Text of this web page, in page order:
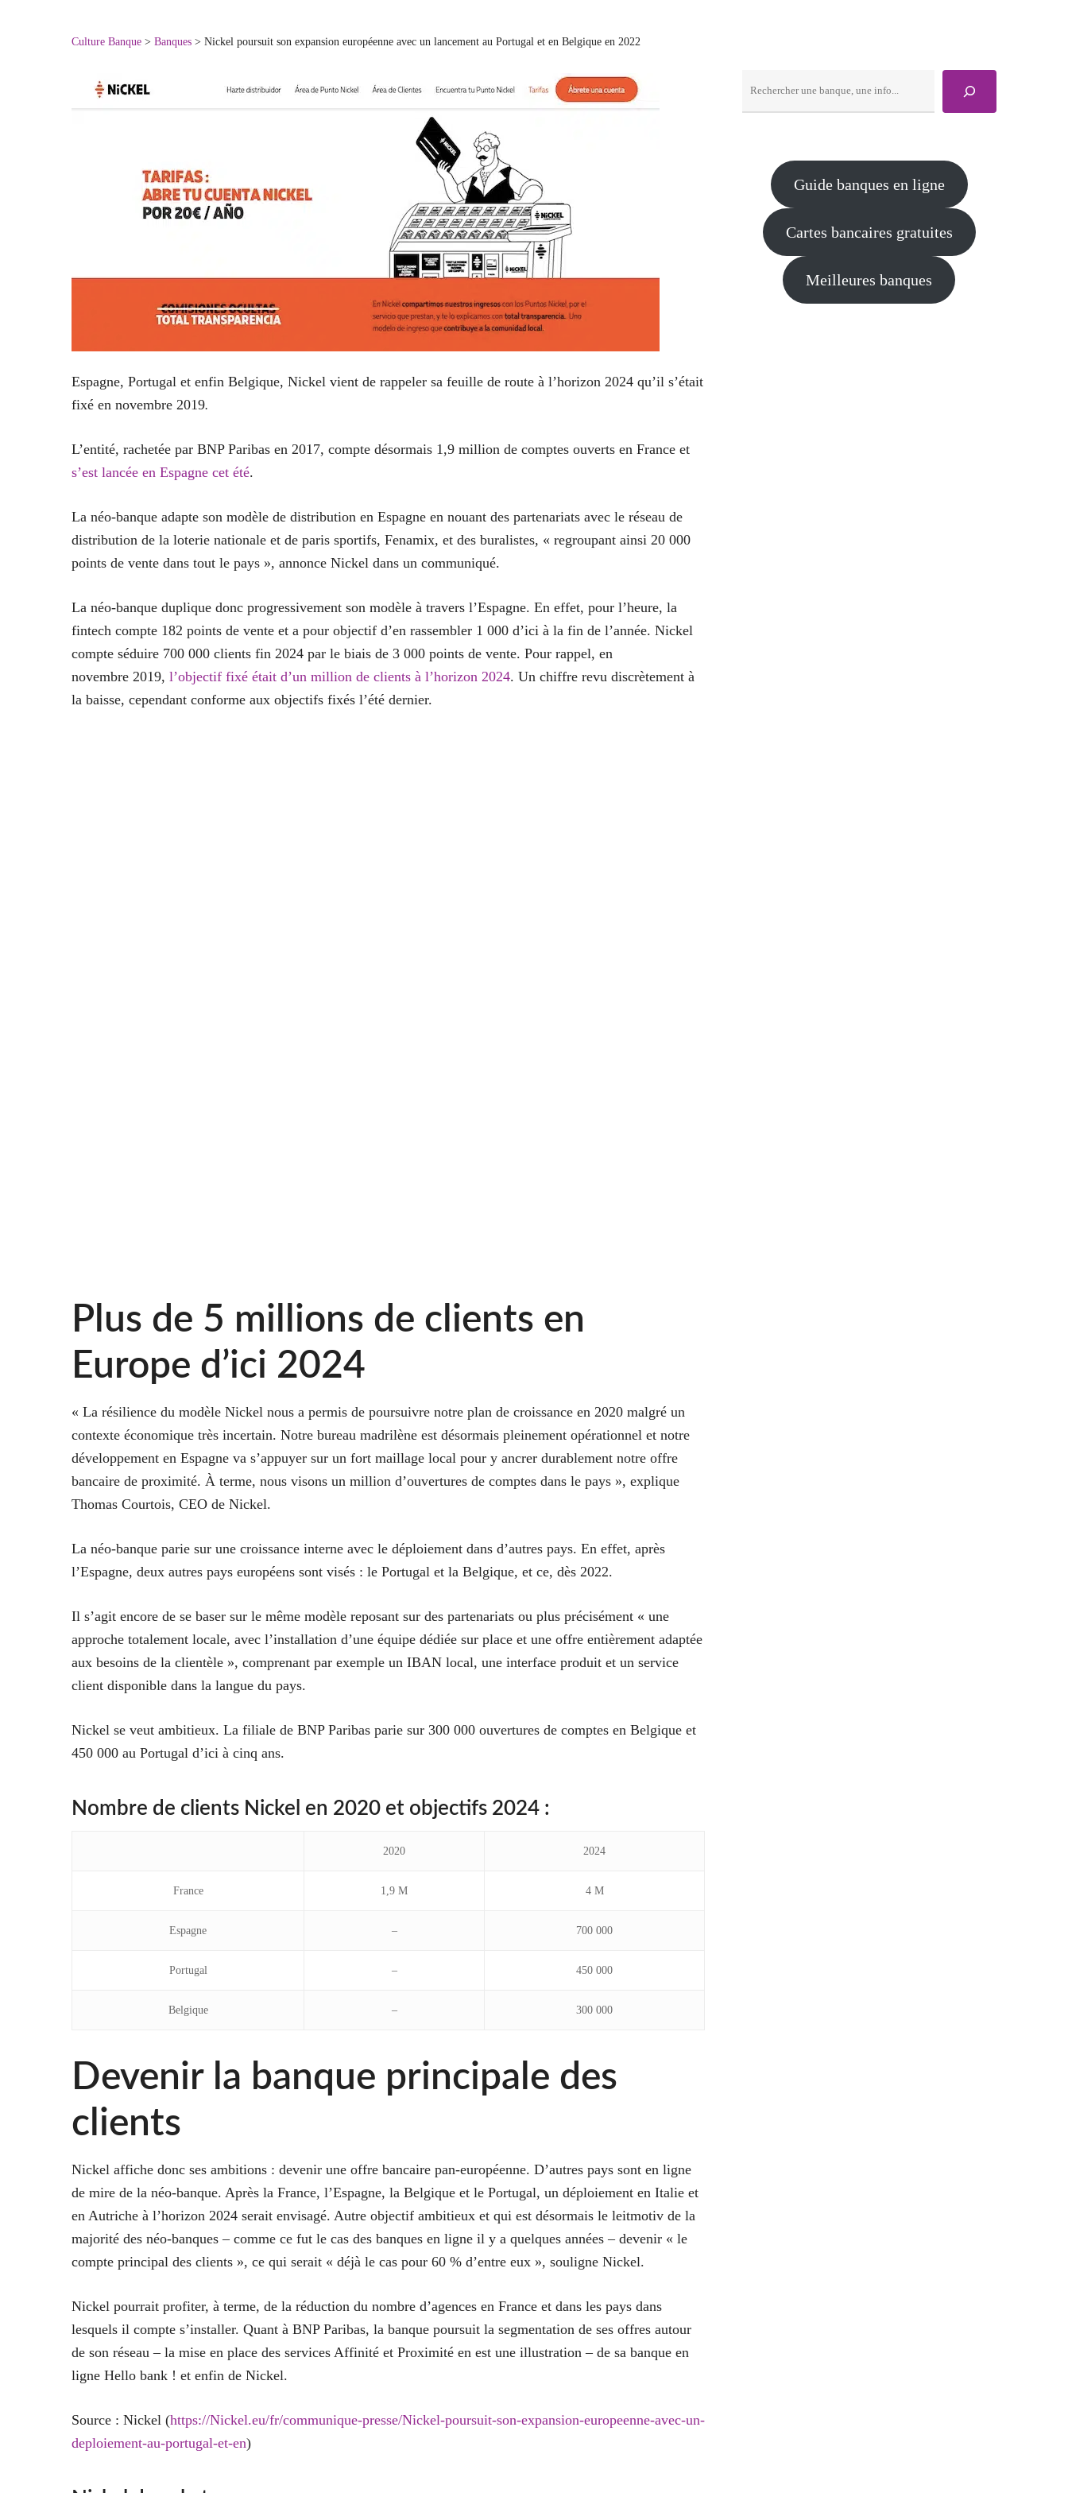
Culture Banque > Banques > Nickel poursuit son expansion européenne avec un lancement au Portugal et en Belgique en 2022
Espagne, Portugal et enfin Belgique, Nickel vient de rappeler sa feuille de route à l’horizon 2024 qu’il s’était
fixé en novembre 2019.
L’entité, rachetée par BNP Paribas en 2017, compte désormais 1,9 million de comptes ouverts en France et
s’est lancée en Espagne cet été.
La néo-banque adapte son modèle de distribution en Espagne en nouant des partenariats avec le réseau de
distribution de la loterie nationale et de paris sportifs, Fenamix, et des buralistes, « regroupant ainsi 20 000
points de vente dans tout le pays », annonce Nickel dans un communiqué.
La néo-banque duplique donc progressivement son modèle à travers l’Espagne. En effet, pour l’heure, la
fintech compte 182 points de vente et a pour objectif d’en rassembler 1 000 d’ici à la fin de l’année. Nickel
compte séduire 700 000 clients fin 2024 par le biais de 3 000 points de vente. Pour rappel, en
novembre 2019, l’objectif fixé était d’un million de clients à l’horizon 2024. Un chiffre revu discrètement à
la baisse, cependant conforme aux objectifs fixés l’été dernier.
Plus de 5 millions de clients en
Europe d’ici 2024
« La résilience du modèle Nickel nous a permis de poursuivre notre plan de croissance en 2020 malgré un
contexte économique très incertain. Notre bureau madrilène est désormais pleinement opérationnel et notre
développement en Espagne va s’appuyer sur un fort maillage local pour y ancrer durablement notre offre
bancaire de proximité. À terme, nous visons un million d’ouvertures de comptes dans le pays », explique
Thomas Courtois, CEO de Nickel.
La néo-banque parie sur une croissance interne avec le déploiement dans d’autres pays. En effet, après
l’Espagne, deux autres pays européens sont visés : le Portugal et la Belgique, et ce, dès 2022.
Il s’agit encore de se baser sur le même modèle reposant sur des partenariats ou plus précisément « une
approche totalement locale, avec l’installation d’une équipe dédiée sur place et une offre entièrement adaptée
aux besoins de la clientèle », comprenant par exemple un IBAN local, une interface produit et un service
client disponible dans la langue du pays.
Nickel se veut ambitieux. La filiale de BNP Paribas parie sur 300 000 ouvertures de comptes en Belgique et
450 000 au Portugal d’ici à cinq ans.
Nombre de clients Nickel en 2020 et objectifs 2024 :
2020 2024
France 1,9 M 4 M
Espagne – 700 000
Portugal – 450 000
Belgique – 300 000
Devenir la banque principale des
clients
Nickel affiche donc ses ambitions : devenir une offre bancaire pan-européenne. D’autres pays sont en ligne
de mire de la néo-banque. Après la France, l’Espagne, la Belgique et le Portugal, un déploiement en Italie et
en Autriche à l’horizon 2024 serait envisagé. Autre objectif ambitieux et qui est désormais le leitmotiv de la
majorité des néo-banques – comme ce fut le cas des banques en ligne il y a quelques années – devenir « le
compte principal des clients », ce qui serait « déjà le cas pour 60 % d’entre eux », souligne Nickel.
Nickel pourrait profiter, à terme, de la réduction du nombre d’agences en France et dans les pays dans
lesquels il compte s’installer. Quant à BNP Paribas, la banque poursuit la segmentation de ses offres autour
de son réseau – la mise en place des services Affinité et Proximité en est une illustration – de sa banque en
ligne Hello bank ! et enfin de Nickel.
Source : Nickel (https://Nickel.eu/fr/communique-presse/Nickel-poursuit-son-expansion-europeenne-avec-un-
deploiement-au-portugal-et-en)
Guide banques en ligne
Cartes bancaires gratuites
Meilleures banques